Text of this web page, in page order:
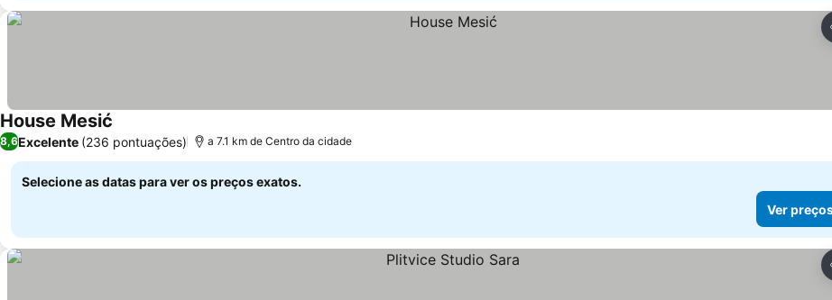
House Mesić
8,6Excelente (236 pontuações) a 7.1 km de Centro da cidade
Selecione as datas para ver os preços exatos.
Ver